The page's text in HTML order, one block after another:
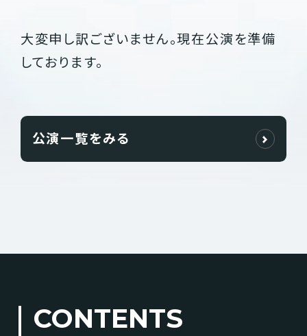
大変申し訳ございません。現在公演を準備
しております。
公演一覧をみる
CONTENTS